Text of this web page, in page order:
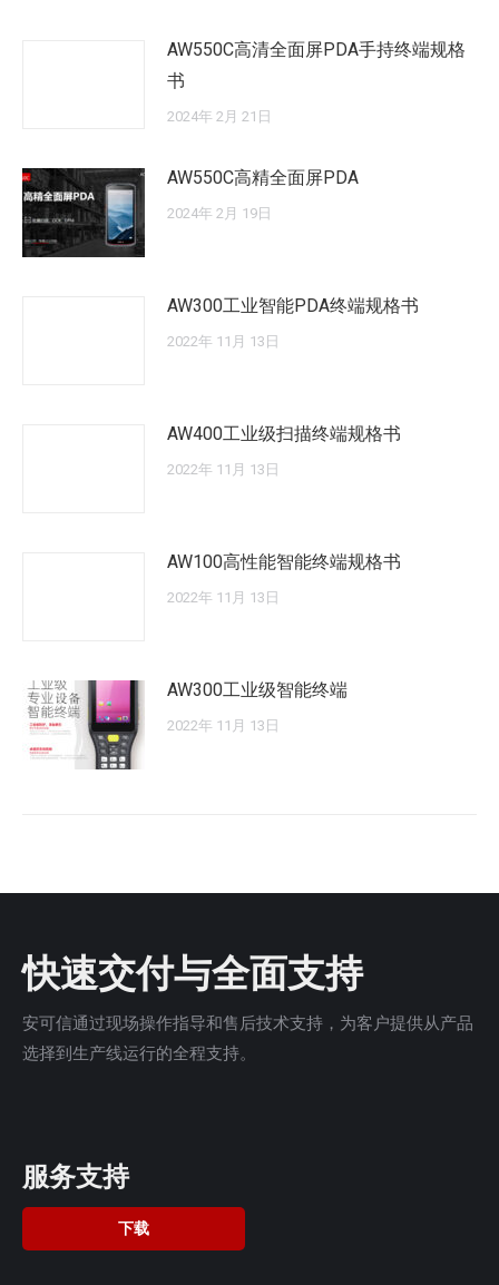
AW550C高清全面屏PDA手持终端规格
书
2024年 2月 21日
AW550C高精全面屏PDA
2024年 2月 19日
AW300工业智能PDA终端规格书
2022年 11月 13日
AW400工业级扫描终端规格书
2022年 11月 13日
AW100高性能智能终端规格书
2022年 11月 13日
AW300工业级智能终端
2022年 11月 13日
快速交付与全面支持
安可信通过现场操作指导和售后技术支持，为客户提供从产品
选择到生产线运行的全程支持。
服务支持
下载